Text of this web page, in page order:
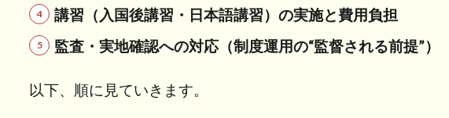
の全
待遇
に関
講習（入国後講習・日本語講習）の実施と費用負担
監査・実地確認への対応（制度運用の“監督される前提”）
以下、順に見ていきます。